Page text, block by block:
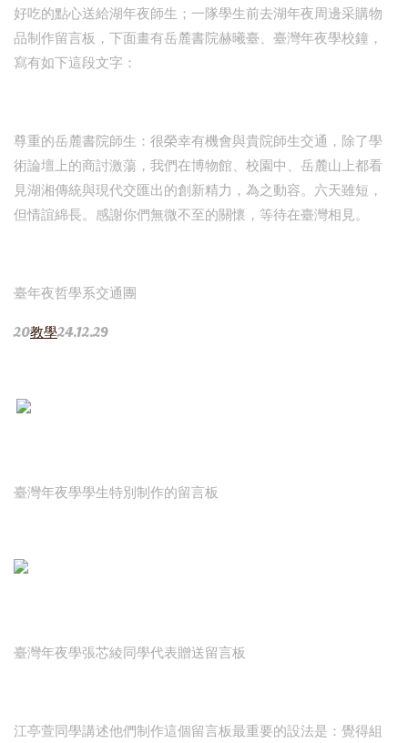
好吃的點心送給湖年夜師生；一隊學生前去湖年夜周邊采購物
品制作留言板，下面畫有岳麓書院赫曦臺、臺灣年夜學校鐘，
寫有如下這段文字：
尊重的岳麓書院師生：很榮幸有機會與貴院師生交通，除了學
術論壇上的商討激蕩，我們在博物館、校園中、岳麓山上都看
見湖湘傳統與現代交匯出的創新精力，為之動容。六天雖短，
但情誼綿長。感謝你們無微不至的關懷，等待在臺灣相見。
臺年夜哲學系交通團
20教學24.12.29
臺灣年夜學學生特別制作的留言板
臺灣年夜學張芯綾同學代表贈送留言板
江亭萱同學講述他們制作這個留言板最重要的設法是：覺得組